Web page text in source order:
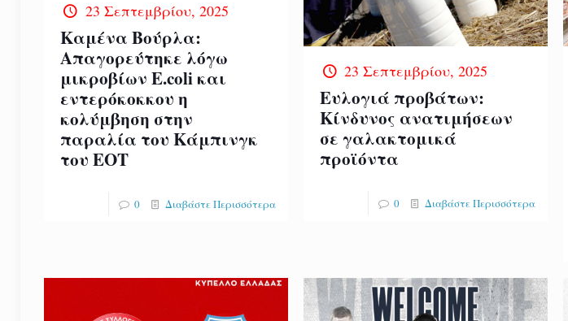
23 Σεπτεμβρίου, 2025
Καμένα Βούρλα:
Απαγορεύτηκε λόγω
μικροβίων E.coli και
εντερόκοκκου η
κολύμβηση στην
παραλία του Κάμπινγκ
του ΕΟΤ
0 Διαβάστε Περισσότερα
23 Σεπτεμβρίου, 2025
Ευλογιά προβάτων:
Κίνδυνος ανατιμήσεων
σε γαλακτομικά
προϊόντα
0 Διαβάστε Περισσότερα